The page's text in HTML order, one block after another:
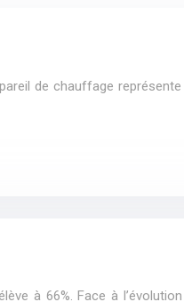
de chauffage
à 66%. Face à